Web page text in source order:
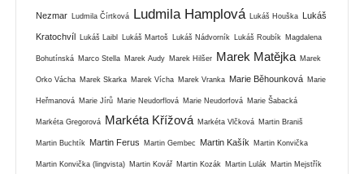
Nezmar Ludmila Čírtková Ludmila Hamplová Lukáš Houška Lukáš
Kratochvíl Lukáš Laibl Lukáš Martoš Lukáš Nádvorník Lukáš Roubík Magdalena
Bohutínská Marco Stella Marek Audy Marek Hilšer Marek Matějka Marek
Orko Vácha Marek Skarka Marek Vícha Marek Vranka Marie Běhounková Marie
Heřmanová Marie Jírů Marie Neudorflová Marie Neudorfová Marie Šabacká
Markéta Gregorová Markéta Křížová Markéta Vlčková Martin Braniš
Martin Buchtík Martin Ferus Martin Gembec Martin Kašík Martin Konvička
Martin Konvička (lingvista) Martin Kovář Martin Kozák Martin Lulák Martin Mejstřík